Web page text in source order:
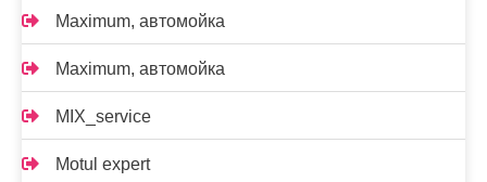
Maximum, автомойка
Maximum, автомойка
MIX_service
Motul expert